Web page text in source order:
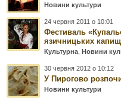
Новини культури
24 червня 2011 о 10:01
Фестиваль
язичницьких капищ
Культурна ,Новини
30 червня 2012 о 10:12
У Пирогово
Новини культури